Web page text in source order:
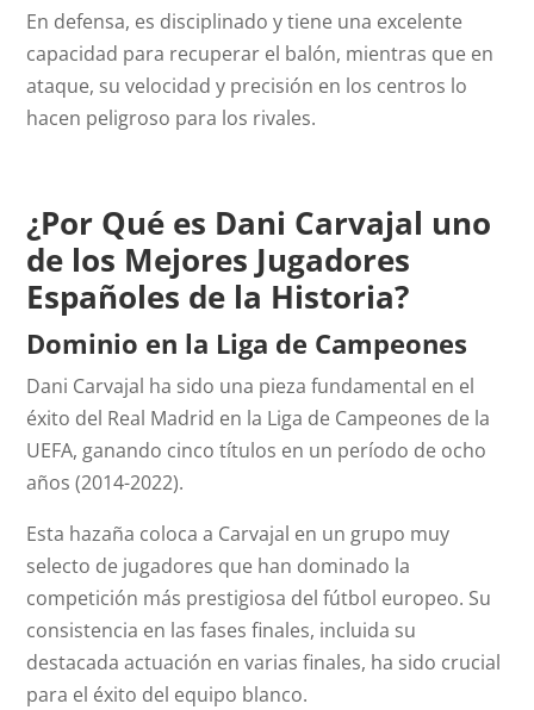
En defensa, es disciplinado y tiene una excelente
capacidad para recuperar el balón, mientras que en
ataque, su velocidad y precisión en los centros lo
hacen peligroso para los rivales.
¿Por Qué es Dani Carvajal uno
de los Mejores Jugadores
Españoles de la Historia?
Dominio en la Liga de Campeones
Dani Carvajal ha sido una pieza fundamental en el
éxito del Real Madrid en la Liga de Campeones de la
UEFA, ganando cinco títulos en un período de ocho
años (2014-2022).
Esta hazaña coloca a Carvajal en un grupo muy
selecto de jugadores que han dominado la
competición más prestigiosa del fútbol europeo. Su
consistencia en las fases finales, incluida su
destacada actuación en varias finales, ha sido crucial
para el éxito del equipo blanco.